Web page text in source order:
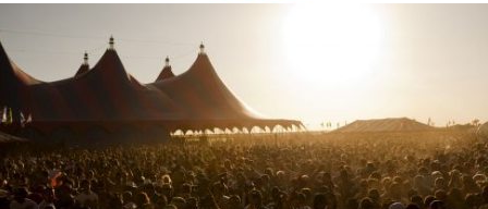
OPINIÓN
VÍDEOS
CONTACTAR